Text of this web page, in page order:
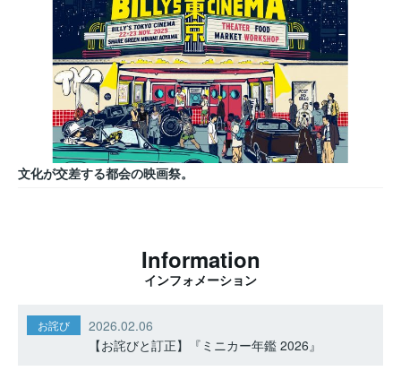
文化が交差する都会の映画祭。
Information
インフォメーション
お詫び
2026.02.06
【お詫びと訂正】『ミニカー年鑑 2026』